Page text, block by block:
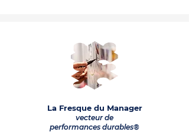
La Fresque du Manager
vecteur de
performances durables®